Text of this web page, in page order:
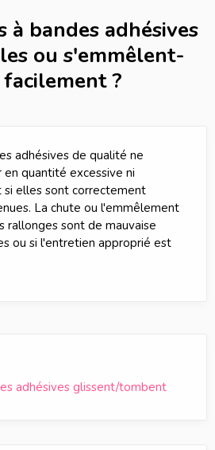
à bandes adhésives
ou s'emmêlent-
?
adhésives de qualité ne
quantité excessive ni
elles sont correctement
La chute ou l'emmêlement
rallonges sont de mauvaise
ou si l'entretien approprié est
adhésives glissent/tombent